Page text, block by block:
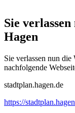
Sie
Hagen
Sie verlassen nun
nachfolgende
stadtplan.hagen.de
https://